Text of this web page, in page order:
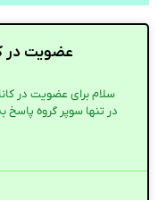
عضویت در
سلام برای عضویت در
در تنها سوپر گروه